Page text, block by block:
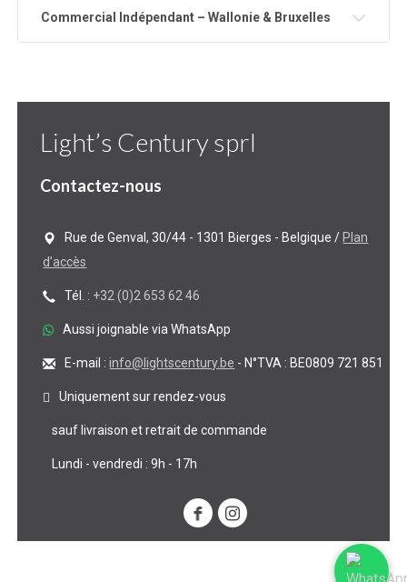
Commercial Indépendant – Wallonie & Bruxelles
Light’s Century sprl
Contactez-nous
Rue de Genval, 30/44 - 1301 Bierges - Belgique / Plan
d’accès
Tél. : +32 (0)2 653 62 46
Aussi joignable via WhatsApp
E-mail :info@lightscentury.be - N°TVA : BE0809 721 851
Uniquement sur rendez-vous
sauf livraison et retrait de commande
Lundi - vendredi : 9h - 17h